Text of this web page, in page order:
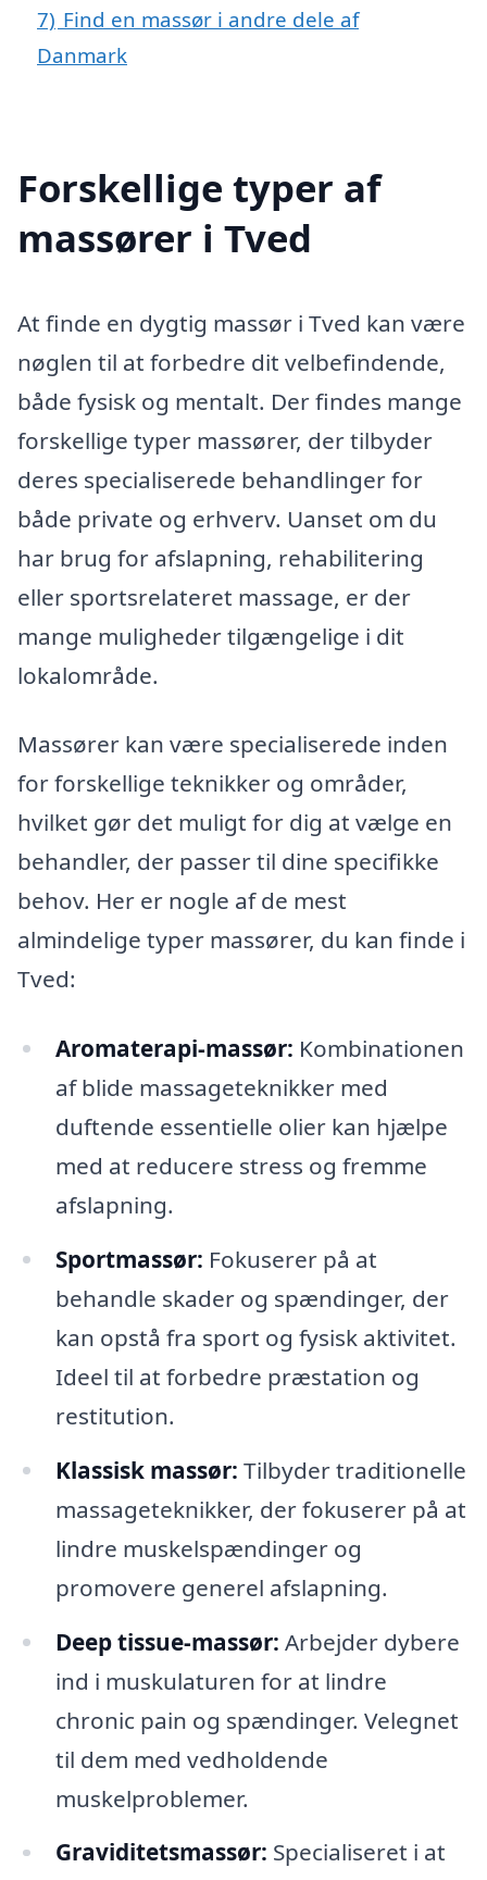
7) Find en massør i andre dele af
Danmark
Forskellige typer af
massører i Tved
At finde en dygtig massør i Tved kan være
nøglen til at forbedre dit velbefindende,
både fysisk og mentalt. Der findes mange
forskellige typer massører, der tilbyder
deres specialiserede behandlinger for
både private og erhverv. Uanset om du
har brug for afslapning, rehabilitering
eller sportsrelateret massage, er der
mange muligheder tilgængelige i dit
lokalområde.
Massører kan være specialiserede inden
for forskellige teknikker og områder,
hvilket gør det muligt for dig at vælge en
behandler, der passer til dine specifikke
behov. Her er nogle af de mest
almindelige typer massører, du kan finde i
Tved:
Aromaterapi-massør: Kombinationen
af blide massageteknikker med
duftende essentielle olier kan hjælpe
med at reducere stress og fremme
afslapning.
Sportmassør: Fokuserer på at
behandle skader og spændinger, der
kan opstå fra sport og fysisk aktivitet.
Ideel til at forbedre præstation og
restitution.
Klassisk massør: Tilbyder traditionelle
massageteknikker, der fokuserer på at
lindre muskelspændinger og
promovere generel afslapning.
Deep tissue-massør: Arbejder dybere
ind i muskulaturen for at lindre
chronic pain og spændinger. Velegnet
til dem med vedholdende
muskelproblemer.
Graviditetsmassør: Specialiseret i at